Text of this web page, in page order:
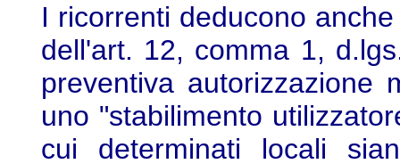
I ricorrenti deducono
dell'art. 12, comma 1,
preventiva autorizzazione
uno "stabilimento
cui determinati locali